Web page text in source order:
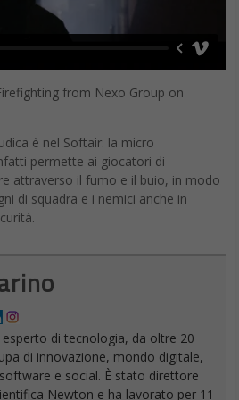
from Nexo Group on
è nel Softair: la micro
permette ai giocatori di
attraverso il fumo e il buio, in modo
di squadra e i nemici anche in
esperto di tecnologia, da oltre 20
di innovazione, mondo digitale,
e social. È stato direttore
Newton e ha lavorato per 11